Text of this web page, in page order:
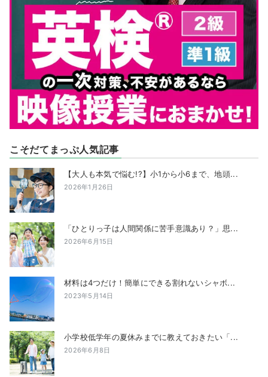
こそだてまっぷ人気記事
【大人も本気で悩む!?】小1から小6まで、地頭...
2026年1月26日
「ひとりっ子は人間関係に苦手意識あり？」思...
2026年6月15日
材料は4つだけ！簡単にできる割れないシャボ...
2023年5月14日
小学校低学年の夏休みまでに教えておきたい「...
2026年6月8日